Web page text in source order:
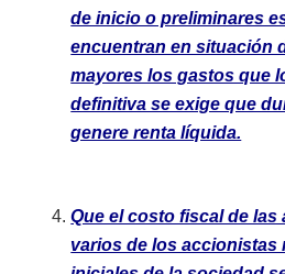
de inicio o preliminares
encuentran en situación
mayores los gastos que
definitiva se exige que
genere renta líquida.
Que el costo fiscal de
varios de los accionistas